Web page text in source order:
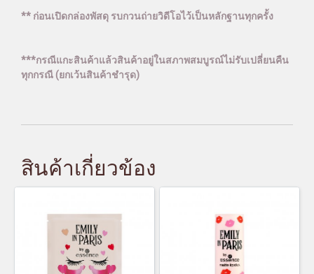
** ก่อนเปิดกล่องพัสดุ รบกวนถ่ายวิดีโอไว้เป็นหลักฐานทุกครั้ง
***กรณีแกะสินค้าแล้วสินค้าอยู่ในสภาพสมบูรณ์ไม่รับเปลี่ยนคืน
ทุกกรณี (ยกเว้นสินค้าชำรุด)
สินค้าเกี่ยวข้อง